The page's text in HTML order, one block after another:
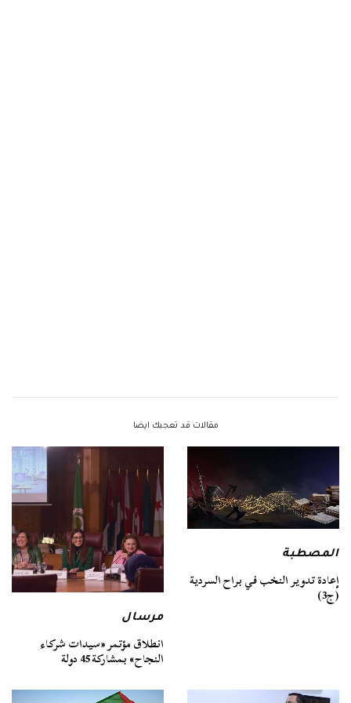
مقالات قد تعجبك ايضا
المصطبة
إعادة تدوير النخب في براح السردية
(ج3)
مرسال
انطلاق مؤتمر «سيدات شركاء
النجاح» بمشاركة 45 دولة